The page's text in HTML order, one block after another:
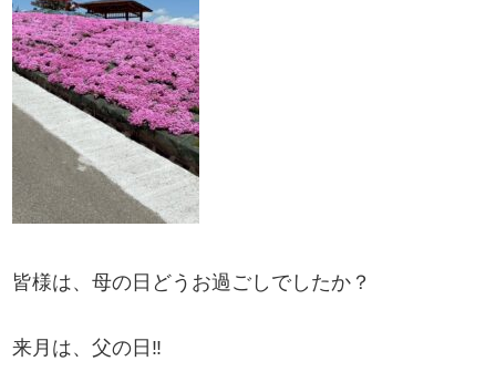
皆様は、母の日どうお過ごしでしたか？
来月は、父の日‼